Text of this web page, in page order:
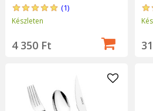
(1)
Készleten
4 350 Ft